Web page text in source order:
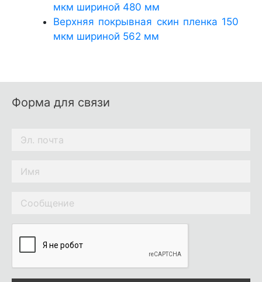
мкм шириной 480 мм
Верхняя покрывная скин пленка 150
мкм шириной 562 мм
Форма для связи